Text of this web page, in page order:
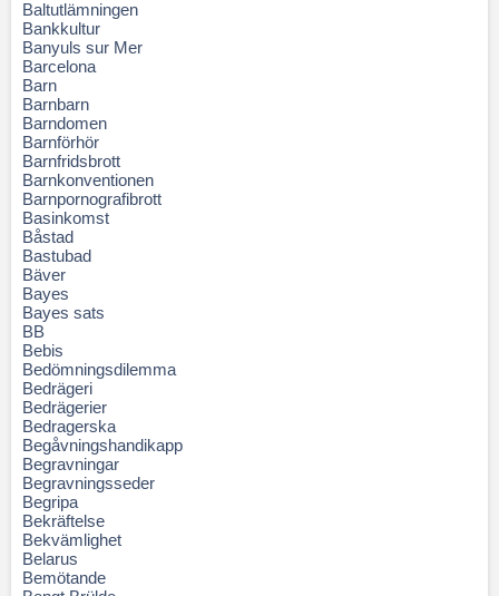
Baltutlämningen
Bankkultur
Banyuls sur Mer
Barcelona
Barn
Barnbarn
Barndomen
Barnförhör
Barnfridsbrott
Barnkonventionen
Barnpornografibrott
Basinkomst
Båstad
Bastubad
Bäver
Bayes
Bayes sats
BB
Bebis
Bedömningsdilemma
Bedrägeri
Bedrägerier
Bedragerska
Begåvningshandikapp
Begravningar
Begravningsseder
Begripa
Bekräftelse
Bekvämlighet
Belarus
Bemötande